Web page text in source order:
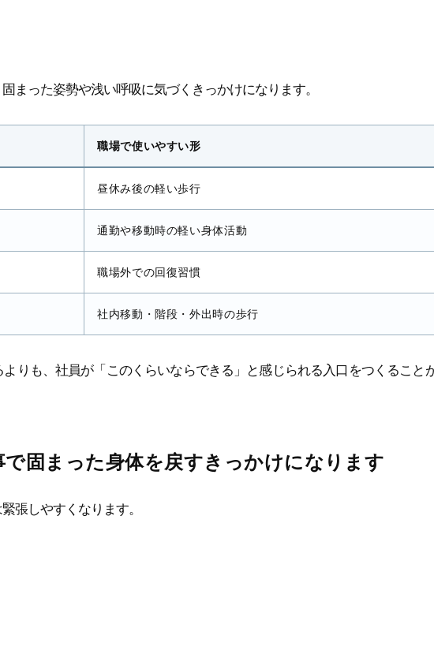
まった姿勢や浅い呼吸に気づくきっかけになります。
職場で使いやすい形
昼休み後の軽い歩行
通勤や移動時の軽い身体活動
職場外での回復習慣
社内移動・階段・外出時の歩行
りも、社員が「このくらいならできる」と感じられる入口をつくること
で固まった身体を戻すきっかけになります
張しやすくなります。